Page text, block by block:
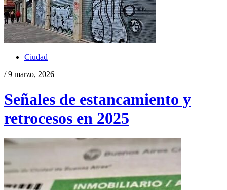
Ciudad
/ 9 marzo, 2026
Señales de estancamiento y
retrocesos en 2025